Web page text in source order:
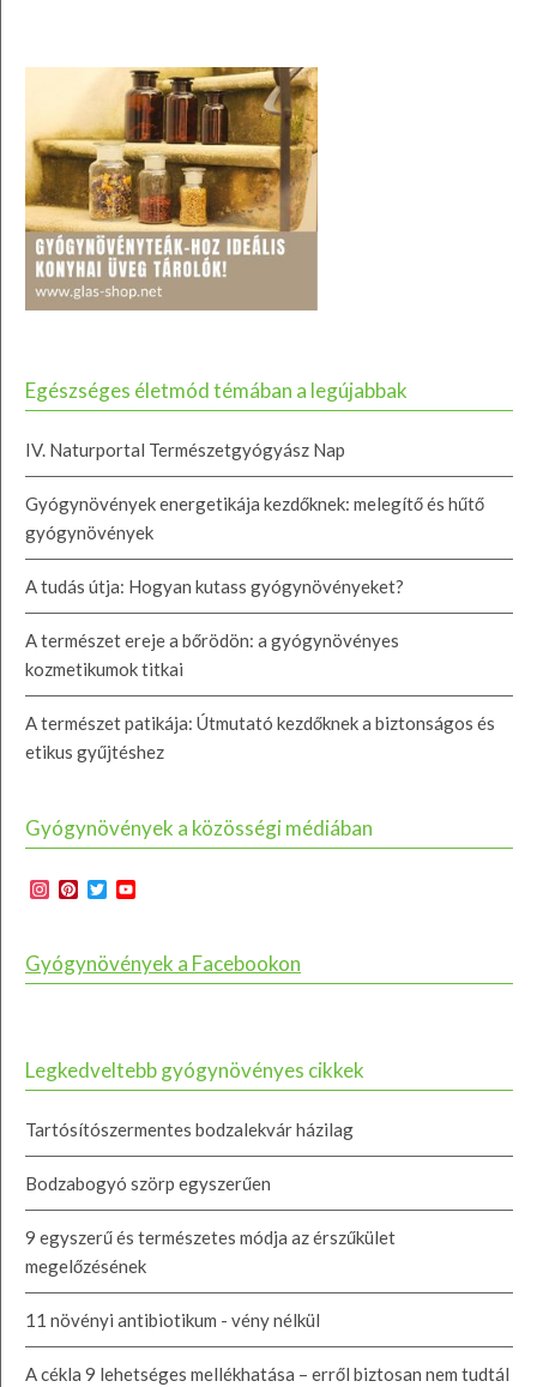
Egészséges életmód témában a legújabbak
IV. Naturportal Természetgyógyász Nap
Gyógynövények energetikája kezdőknek: melegítő és hűtő
gyógynövények
A tudás útja: Hogyan kutass gyógynövényeket?
A természet ereje a bőrödön: a gyógynövényes
kozmetikumok titkai
A természet patikája: Útmutató kezdőknek a biztonságos és
etikus gyűjtéshez
Gyógynövények a közösségi médiában
Instagram
Pinterest
Twitter
Gyógynövények a Facebookon
Legkedveltebb gyógynövényes cikkek
Tartósítószermentes bodzalekvár házilag
Bodzabogyó szörp egyszerűen
9 egyszerű és természetes módja az érszűkület
megelőzésének
11 növényi antibiotikum - vény nélkül
A cékla 9 lehetséges mellékhatása – erről biztosan nem tudtál